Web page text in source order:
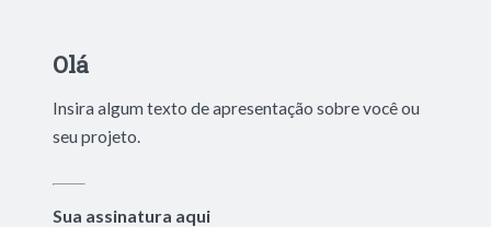
Olá
Insira algum texto de apresentação sobre você ou
seu projeto.
Sua assinatura aqui